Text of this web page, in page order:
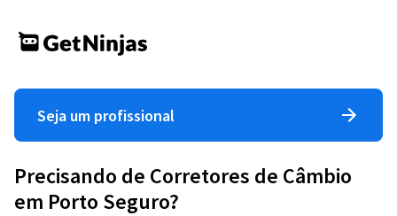
Seja um profissional
Precisando de Corretores de Câmbio
em Porto Seguro?